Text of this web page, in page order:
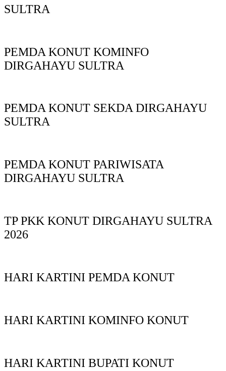
SULTRA
PEMDA KONUT KOMINFO
DIRGAHAYU SULTRA
PEMDA KONUT SEKDA DIRGAHAYU
SULTRA
PEMDA KONUT PARIWISATA
DIRGAHAYU SULTRA
TP PKK KONUT DIRGAHAYU SULTRA
2026
HARI KARTINI PEMDA KONUT
HARI KARTINI KOMINFO KONUT
HARI KARTINI BUPATI KONUT